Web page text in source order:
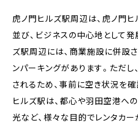
虎ノ門ヒルズ駅周辺は、虎ノ門
並び、ビジネスの中心地として
ズ駅周辺には、商業施設に併設
ンパーキングがあります。ただ
されるため、事前に空き状況を
ヒルズ駅は、都心や羽田空港へ
光など、様々な目的でレンタカー